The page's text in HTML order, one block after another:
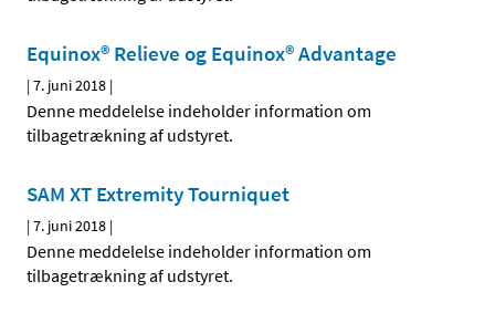
Equinox® Relieve og Equinox® Advantage
|7. juni 2018 |
Denne meddelelse indeholder information om
tilbagetrækning af udstyret.
SAM XT Extremity Tourniquet
|7. juni 2018 |
Denne meddelelse indeholder information om
tilbagetrækning af udstyret.